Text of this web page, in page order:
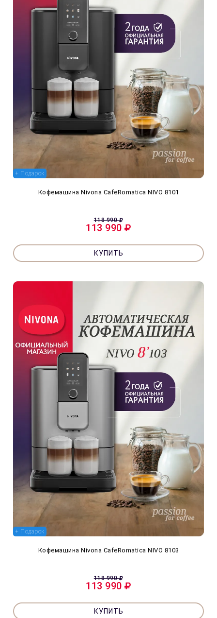
+ Подарок
Кофемашина Nivona CafeRomatica NIVO 8101
118 990
113 990
КУПИТЬ
+ Подарок
Кофемашина Nivona CafeRomatica NIVO 8103
118 990
113 990
КУПИТЬ